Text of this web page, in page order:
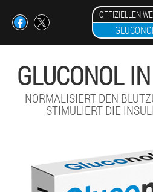
OFFIZIELLEN
GLUCONOL
GLUCONOL
NORMALISIERT DEN
STIMULIERT DIE